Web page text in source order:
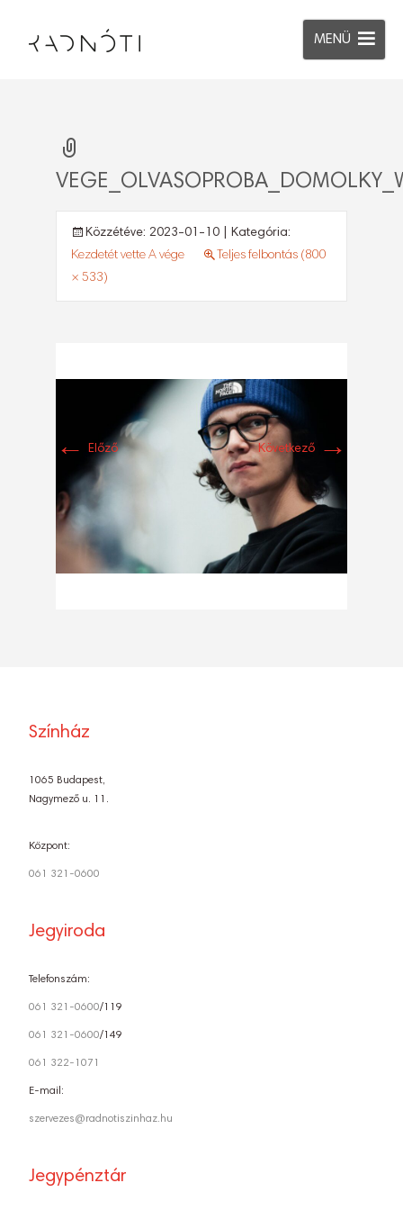
MENÜ
Közzétéve: 2023-01-10 | Kategória:
Kezdetét vette A vége
Teljes felbontás (800
× 533)
← Előző Következő →
Színház
1065 Budapest,
Nagymező u. 11.
Központ:
061 321-0600
Jegyiroda
Telefonszám:
061 321-0600/119
061 321-0600/149
061 322-1071
E-mail:
szervezes@radnotiszinhaz.hu
Jegypénztár